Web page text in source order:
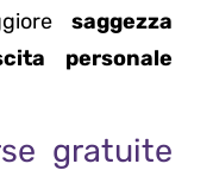
saggezza
personale
gratuite